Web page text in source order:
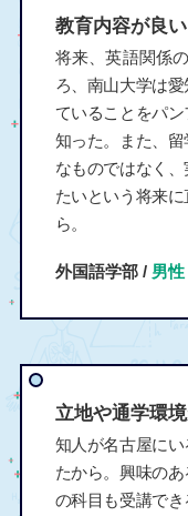
教育内容が良い
将来、英語関係
ろ、南山大学は
ていることをパ
知った。また、
なものではなく
たいという将来
ら。
外国語学部 / 男性
立地や通学環
知人が名古屋に
たから。興味の
の科目も受講で